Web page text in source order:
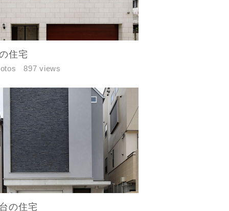
住宅
897 views
の住宅